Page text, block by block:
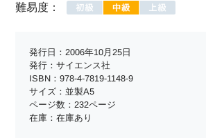
難易度：
発行日：2006年10月25日
発行：サイエンス社
ISBN：978-4-7819-1148-9
サイズ：並製A5
ページ数：232ページ
在庫：在庫あり